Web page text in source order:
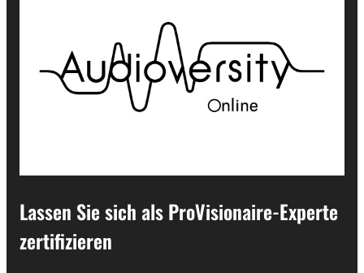
Lassen Sie sich als ProVisionaire-Experte
zertifizieren